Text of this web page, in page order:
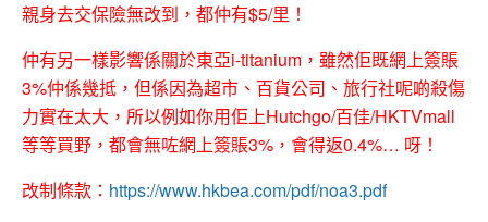
親身去交保險無改到，都仲有$5/里！
仲有另一樣影響係關於東亞i-titanium，雖然佢既網上簽賬
3%仲係幾抵，但係因為超市、百貨公司、旅行社呢啲殺傷
力實在太大，所以例如你用佢上Hutchgo/百佳/HKTVmall
等等買野，都會無咗網上簽賬3%，會得返0.4%… 呀！
改制條款： https://www.hkbea.com/pdf/noa3.pdf